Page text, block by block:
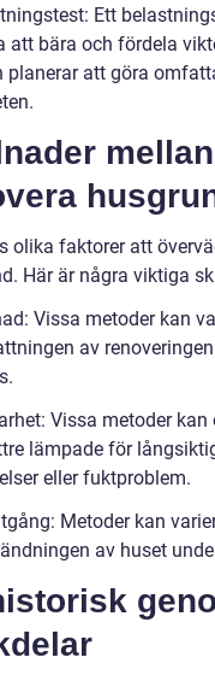
Ett
att bära och fördela
planerar att göra
olika faktorer att
Här är några viktiga
Vissa metoder kan
av
Vissa metoder
lämpade för
eller fuktproblem.
Metoder kan
av huset